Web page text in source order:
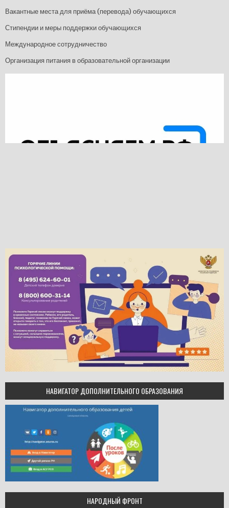
Вакантные места для приёма (перевода) обучающихся
Стипендии и меры поддержки обучающихся
Международное сотрудничество
Организация питания в образовательной организации
НАВИГАТОР ДОПОЛНИТЕЛЬНОГО ОБРАЗОВАНИЯ
НАРОДНЫЙ ФРОНТ